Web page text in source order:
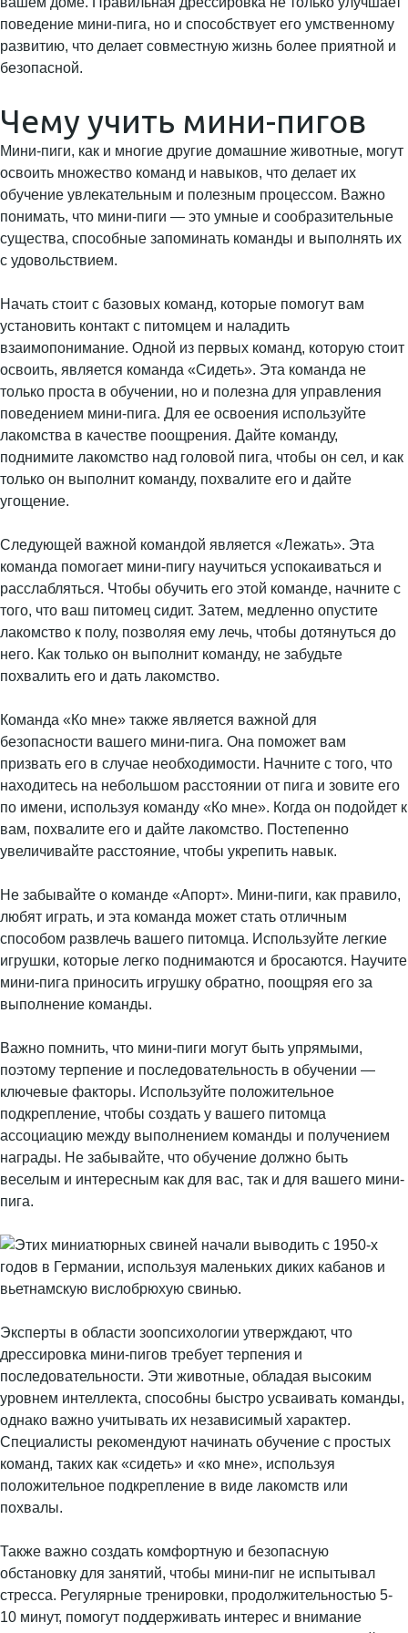
поведение мини-пига, но и способствует его умственному
развитию, что делает совместную жизнь более приятной и
безопасной.
Чему учить мини-пигов
Мини-пиги, как и многие другие домашние животные, могут
освоить множество команд и навыков, что делает их
обучение увлекательным и полезным процессом. Важно
понимать, что мини-пиги — это умные и сообразительные
существа, способные запоминать команды и выполнять их
с удовольствием.
Начать стоит с базовых команд, которые помогут вам
установить контакт с питомцем и наладить
взаимопонимание. Одной из первых команд, которую стоит
освоить, является команда «Сидеть». Эта команда не
только проста в обучении, но и полезна для управления
поведением мини-пига. Для ее освоения используйте
лакомства в качестве поощрения. Дайте команду,
поднимите лакомство над головой пига, чтобы он сел, и как
только он выполнит команду, похвалите его и дайте
угощение.
Следующей важной командой является «Лежать». Эта
команда помогает мини-пигу научиться успокаиваться и
расслабляться. Чтобы обучить его этой команде, начните с
того, что ваш питомец сидит. Затем, медленно опустите
лакомство к полу, позволяя ему лечь, чтобы дотянуться до
него. Как только он выполнит команду, не забудьте
похвалить его и дать лакомство.
Команда «Ко мне» также является важной для
безопасности вашего мини-пига. Она поможет вам
призвать его в случае необходимости. Начните с того, что
находитесь на небольшом расстоянии от пига и зовите его
по имени, используя команду «Ко мне». Когда он подойдет к
вам, похвалите его и дайте лакомство. Постепенно
увеличивайте расстояние, чтобы укрепить навык.
Не забывайте о команде «Апорт». Мини-пиги, как правило,
любят играть, и эта команда может стать отличным
способом развлечь вашего питомца. Используйте легкие
игрушки, которые легко поднимаются и бросаются. Научите
мини-пига приносить игрушку обратно, поощряя его за
выполнение команды.
Важно помнить, что мини-пиги могут быть упрямыми,
поэтому терпение и последовательность в обучении —
ключевые факторы. Используйте положительное
подкрепление, чтобы создать у вашего питомца
ассоциацию между выполнением команды и получением
награды. Не забывайте, что обучение должно быть
веселым и интересным как для вас, так и для вашего мини-
пига.
Эксперты в области зоопсихологии утверждают, что
дрессировка мини-пигов требует терпения и
последовательности. Эти животные, обладая высоким
уровнем интеллекта, способны быстро усваивать команды,
однако важно учитывать их независимый характер.
Специалисты рекомендуют начинать обучение с простых
команд, таких как «сидеть» и «ко мне», используя
положительное подкрепление в виде лакомств или
похвалы.
Также важно создать комфортную и безопасную
обстановку для занятий, чтобы мини-пиг не испытывал
стресса. Регулярные тренировки, продолжительностью 5-
10 минут, помогут поддерживать интерес и внимание